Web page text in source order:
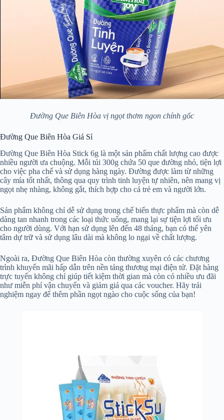
Đường Que Biên Hòa vị ngọt thơm ngon chính gốc
Đường Que Biên Hòa Giá Sỉ
Đường Que Biên Hòa Stick 6g là một sản phẩm chất lượng cao được
nhiều người ưa chuộng. Mỗi túi 300g chứa 50 que đường nhỏ, tiện lợi
cho việc pha chế và sử dụng hàng ngày. Đường được làm từ những
cây mía tốt nhất, thông qua quy trình tinh luyện tự nhiên, nên mang vị
ngọt nhẹ nhàng, không gắt, thích hợp cho cả trẻ em và người lớn.
Sản phẩm không chỉ dễ sử dụng trong chế biến thực phẩm mà còn dễ
dàng tan nhanh trong các loại thức uống, mang lại sự tiện lợi tối ưu
cho người dùng. Với hạn sử dụng lên đến 48 tháng, bạn có thể yên
tâm dự trữ và sử dụng lâu dài mà không lo ngại về chất lượng.
Ngoài ra, Đường Que Biên Hòa còn thường xuyên có các chương
trình khuyến mãi hấp dẫn trên nền tảng thương mại điện tử. Đặt hàng
trực tuyến không chỉ giúp tiết kiệm thời gian mà còn có nhiều ưu đãi
như miễn phí vận chuyển và giảm giá qua các voucher. Hãy trải
nghiệm ngay để thêm phần ngọt ngào cho cuộc sống của bạn!